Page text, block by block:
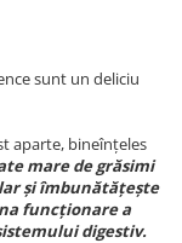
sunt un deliciu
aparte, bineînțeles
mare de grăsimi
și îmbunătățește
funcționare a
digestiv.